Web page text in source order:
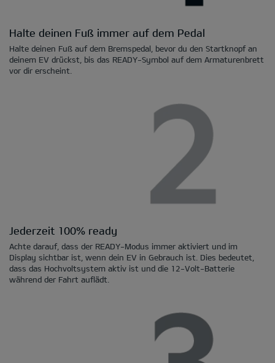
Halte deinen Fuß immer auf dem Pedal
Halte deinen Fuß auf dem Bremspedal, bevor du den Startknopf an
deinem EV drückst, bis das READY-Symbol auf dem Armaturenbrett
vor dir erscheint.
Jederzeit 100% ready
Achte darauf, dass der READY-Modus immer aktiviert und im
Display sichtbar ist, wenn dein EV in Gebrauch ist. Dies bedeutet,
dass das Hochvoltsystem aktiv ist und die 12-Volt-Batterie
während der Fahrt auflädt.